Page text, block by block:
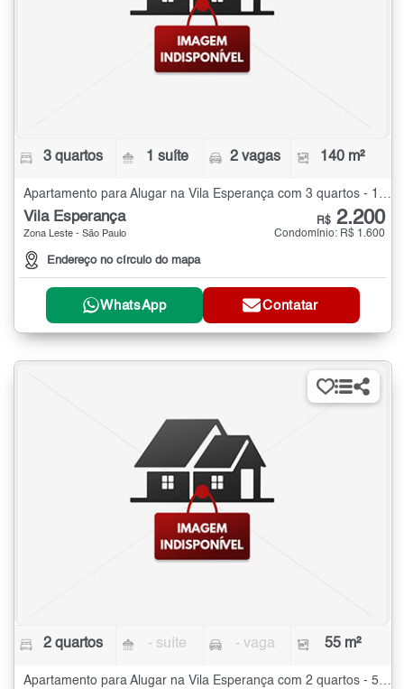
3 quartos 1 suíte 2 vagas 140 m²
Apartamento para Alugar na Vila Esperança com 3 quartos - 140 m²
Vila Esperança
Zona Leste - São Paulo
Endereço no círculo do mapa
R$ 2.200
Condomínio: R$ 1.600
WhatsApp Contatar
2 quartos - suíte - vaga 55 m²
Apartamento para Alugar na Vila Esperança com 2 quartos - 55 m²